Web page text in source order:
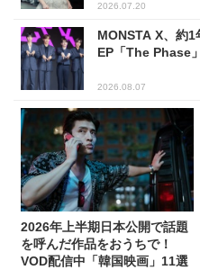
2026.07.20
MONSTA X、約
EP「The Phase
2026.08.07
2026年上半期日本公開で話題
を呼んだ作品をおうちで！
VOD配信中「韓国映画」11選